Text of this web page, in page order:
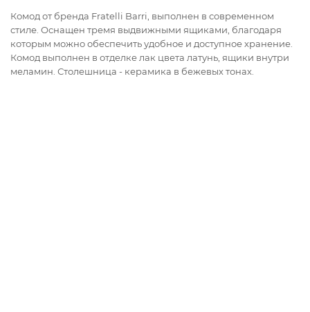
Комод от бренда Fratelli Barri, выполнен в современном
стиле. Оснащен тремя выдвижными ящиками, благодаря
которым можно обеспечить удобное и доступное хранение.
Комод выполнен в отделке лак цвета латунь, ящики внутри
меламин. Столешница - керамика в бежевых тонах.